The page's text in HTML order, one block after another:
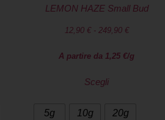
LEMON HAZE Small Bud
12,90 € - 249,90 €
A partire da 1,25 €/g
Scegli
5g 10g 20g